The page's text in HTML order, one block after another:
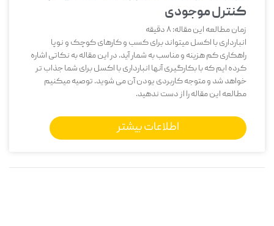
کنترل موجودی
زمان مطالعه این مقاله:8دقیقه
انبارداری با اکسل میتواند برای کسب و کارهای کوچک و نوپا
راهکاری کم هزینه و مناسب به شمار آید. در این مقاله به نکاتی اشاره
کرده ایم که با بکارگیری آنها انبارداری با اکسل برای شما جذاب تر
خواهد شد و متوجه کاربردی یودن آن می شوید. توصیه میکنیم
مطالعه این مقاله را از دست ندهید.
اطلاعات بیشتر